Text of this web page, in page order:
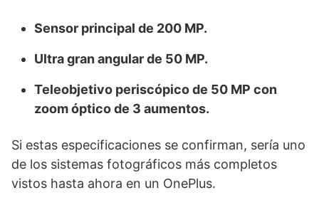
Sensor principal de 200 MP.
Ultra gran angular de 50 MP.
Teleobjetivo periscópico de 50 MP con
zoom óptico de 3 aumentos.
Si estas especificaciones se confirman, sería uno
de los sistemas fotográficos más completos
vistos hasta ahora en un OnePlus.